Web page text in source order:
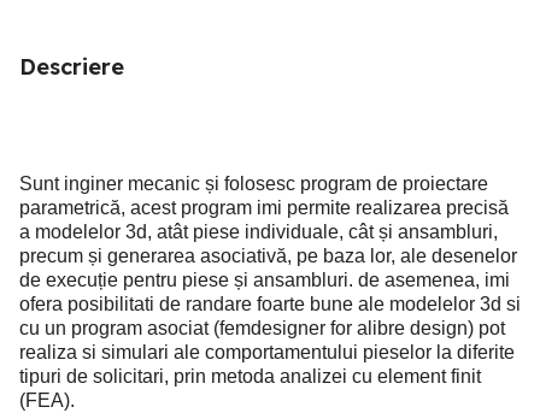
Descriere
Sunt inginer mecanic și folosesc program de proiectare
parametrică, acest program imi permite realizarea precisă
a modelelor 3d, atât piese individuale, cât și ansambluri,
precum și generarea asociativă, pe baza lor, ale desenelor
de execuție pentru piese și ansambluri. de asemenea, imi
ofera posibilitati de randare foarte bune ale modelelor 3d si
cu un program asociat (femdesigner for alibre design) pot
realiza si simulari ale comportamentului pieselor la diferite
tipuri de solicitari, prin metoda analizei cu element finit
(FEA).